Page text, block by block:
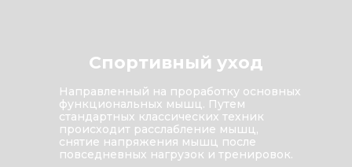
Спортивный уход
Направленный на проработку основных
функциональных мышц. Путем
стандартных классических техник
происходит расслабление мышц,
снятие напряжения мышц после
повседневных нагрузок и тренировок.